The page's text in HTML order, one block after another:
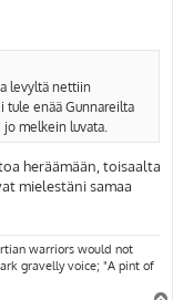
levyltä nettiin
tule enää Gunnareilta
melkein luvata.
heräämään, toisaalta
mielestäni samaa
warriors would not
gravelly voice; "A pint of